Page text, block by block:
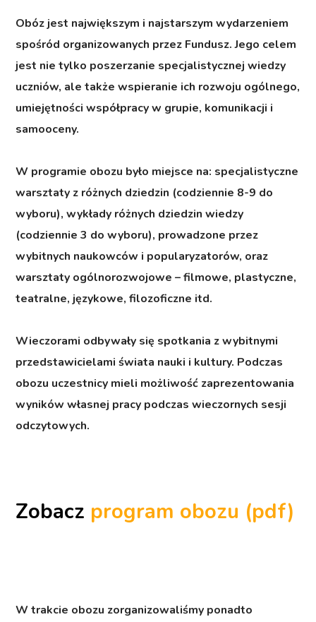
Obóz jest największym i najstarszym wydarzeniem
spośród organizowanych przez Fundusz. Jego celem
jest nie tylko poszerzanie specjalistycznej wiedzy
uczniów, ale także wspieranie ich rozwoju ogólnego,
umiejętności współpracy w grupie, komunikacji i
samooceny.
W programie obozu było miejsce na: specjalistyczne
warsztaty z różnych dziedzin (codziennie 8-9 do
wyboru), wykłady różnych dziedzin wiedzy
(codziennie 3 do wyboru), prowadzone przez
wybitnych naukowców i popularyzatorów, oraz
warsztaty ogólnorozwojowe – filmowe, plastyczne,
teatralne, językowe, filozoficzne itd.
Wieczorami odbywały się spotkania z wybitnymi
przedstawicielami świata nauki i kultury. Podczas
obozu uczestnicy mieli możliwość zaprezentowania
wyników własnej pracy podczas wieczornych sesji
odczytowych.
Zobacz program obozu (pdf)
W trakcie obozu zorganizowaliśmy ponadto